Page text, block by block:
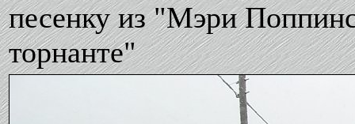
песенку из "Мэри
торнанте"